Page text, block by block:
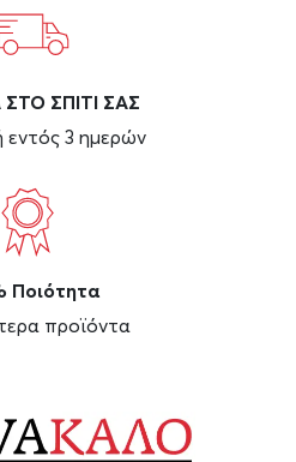
ΣΠΙΤΙ ΣΑΣ
3 ημερών
Ποιότητα
προϊόντα